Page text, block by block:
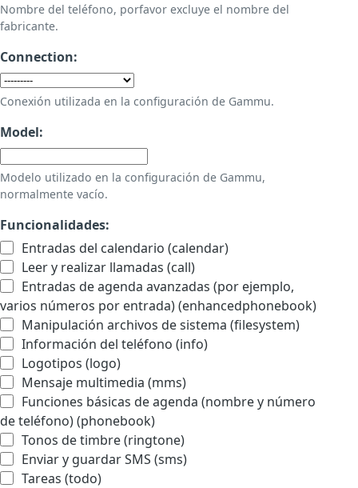
Nombre del teléfono, porfavor excluye el nombre del
fabricante.
Connection:
Conexión utilizada en la configuración de Gammu.
Model:
Modelo utilizado en la configuración de Gammu,
normalmente vacío.
Funcionalidades:
Entradas del calendario (calendar)
Leer y realizar llamadas (call)
Entradas de agenda avanzadas (por ejemplo,
varios números por entrada) (enhancedphonebook)
Manipulación archivos de sistema (filesystem)
Información del teléfono (info)
Logotipos (logo)
Mensaje multimedia (mms)
Funciones básicas de agenda (nombre y número
de teléfono) (phonebook)
Tonos de timbre (ringtone)
Enviar y guardar SMS (sms)
Tareas (todo)